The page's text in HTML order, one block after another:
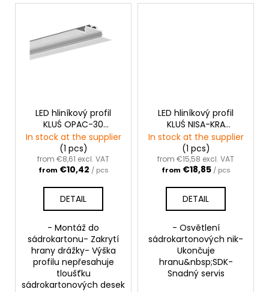
LED hliníkový profil
KLUŚ OPAC-30
|stříbrná anoda
In stock at the supplier
(1 pcs)
from €8,61 excl. VAT
from €10,42 / pcs
DETAIL
- Montáž do
sádrokartonu- Zakrytí
hrany drážky- Výška
profilu nepřesahuje
tloušťku
sádrokartonových desek
LED hliníkový profil
KLUŚ NISA-KRA
|neanodizovaná
In stock at the supplier
(1 pcs)
from €15,58 excl. VAT
from €18,85 / pcs
DETAIL
- Osvětlení
sádrokartonových nik-
Ukončuje
hranu&nbsp;SDK-
Snadný servis